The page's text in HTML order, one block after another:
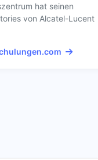
hat seinen
von Alcatel-Lucent